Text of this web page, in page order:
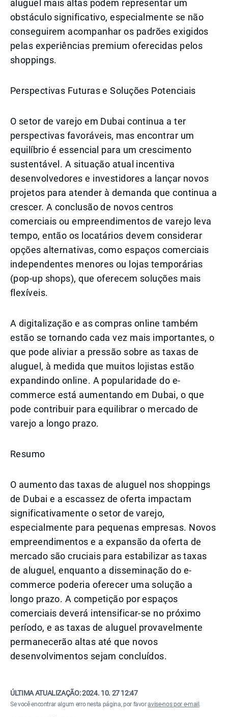
aluguel mais altas podem representar um
obstáculo significativo, especialmente se não
conseguirem acompanhar os padrões exigidos
pelas experiências premium oferecidas pelos
shoppings.
Perspectivas Futuras e Soluções Potenciais
O setor de varejo em Dubai continua a ter
perspectivas favoráveis, mas encontrar um
equilíbrio é essencial para um crescimento
sustentável. A situação atual incentiva
desenvolvedores e investidores a lançar novos
projetos para atender à demanda que continua a
crescer. A conclusão de novos centros
comerciais ou empreendimentos de varejo leva
tempo, então os locatários devem considerar
opções alternativas, como espaços comerciais
independentes menores ou lojas temporárias
(pop-up shops), que oferecem soluções mais
flexíveis.
A digitalização e as compras online também
estão se tornando cada vez mais importantes, o
que pode aliviar a pressão sobre as taxas de
aluguel, à medida que muitos lojistas estão
expandindo online. A popularidade do e-
commerce está aumentando em Dubai, o que
pode contribuir para equilibrar o mercado de
varejo a longo prazo.
Resumo
O aumento das taxas de aluguel nos shoppings
de Dubai e a escassez de oferta impactam
significativamente o setor de varejo,
especialmente para pequenas empresas. Novos
empreendimentos e a expansão da oferta de
mercado são cruciais para estabilizar as taxas
de aluguel, enquanto a disseminação do e-
commerce poderia oferecer uma solução a
longo prazo. A competição por espaços
comerciais deverá intensificar-se no próximo
período, e as taxas de aluguel provavelmente
permanecerão altas até que novos
desenvolvimentos sejam concluídos.
ÚLTIMA ATUALIZAÇÃO:2024. 10. 27 12:47
Se você encontrar algum erro nesta página, por favoravise-nos por e-mail .